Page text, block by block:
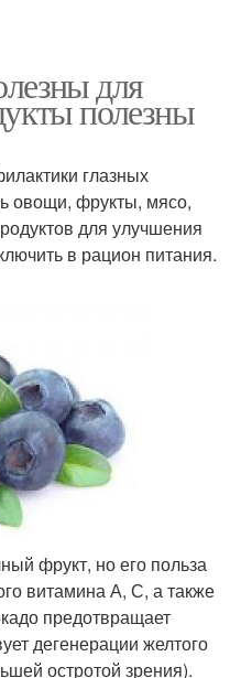
для
полезны
глазных
овощи, фрукты, мясо,
для улучшения
в рацион питания.
фрукт, но его польза
витамина А, С, а также
предотвращает
дегенерации желтого
остротой зрения).